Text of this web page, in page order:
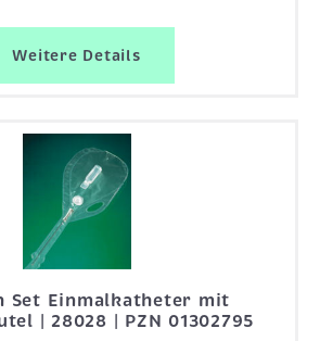
Weitere Details
Set Einmalkatheter mit
| 28028 | PZN 01302795